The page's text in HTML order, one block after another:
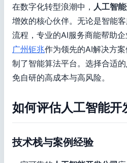
在数字化转型浪潮中， 人工智
增效的核心伙伴。无论是智能
流程，专业的AI服务商能帮助
广州钜兆作为领先的AI解决方
制了智能算法平台。选择合适的
免自研的高成本与高风险。
如何评估人工智能开
技术栈与案例经验